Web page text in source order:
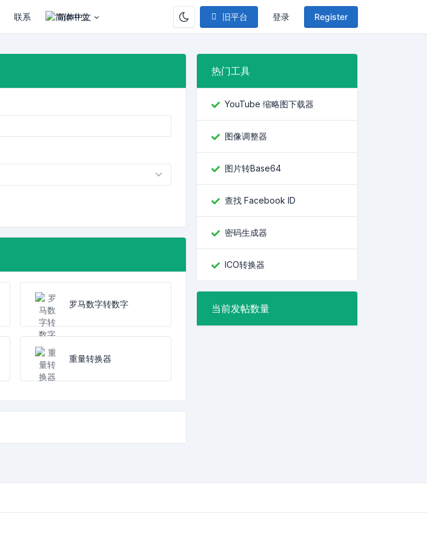
旧平台 登录 Register
联系 简体中文
罗马数字转数字
重量转换器
热门工具
YouTube 缩略图下载器
图像调整器
图片转Base64
查找 Facebook ID
密码生成器
ICO转换器
当前发帖数量